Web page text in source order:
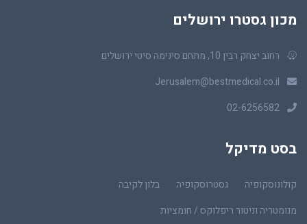
מכון גסטרו ירושלים
רחוב יצחק רבין 10, מתחם סינימה סיטי ירושלים
Jerusalem@bestmedical.co.il
02-6256582
בסט מדיקל
קולונוסקופיה גסטרוסקופיה
בלון לקיבה
מנומטריה וניטור ריפלוקס / חומציות